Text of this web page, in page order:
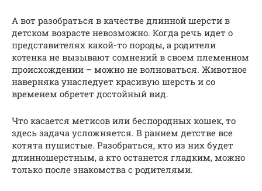
А вот разобраться в качестве длинной шерсти в
детском возрасте невозможно. Когда речь идет о
представителях какой-то породы, а родители
котенка не вызывают сомнений в своем племенном
происхождении – можно не волноваться. Животное
наверняка унаследует красивую шерсть и со
временем обретет достойный вид.
Что касается метисов или беспородных кошек, то
здесь задача усложняется. В раннем детстве все
котята пушистые. Разобраться, кто из них будет
длинношерстным, а кто останется гладким, можно
только после знакомства с родителями.